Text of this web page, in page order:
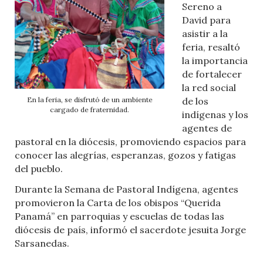
En la feria, se disfrutó de un ambiente
cargado de fraternidad.
Sereno a
David para
asistir a la
feria, resaltó
la importancia
de fortalecer
la red social
de los
indígenas y los
agentes de
pastoral en la diócesis, promoviendo espacios para
conocer las alegrías, esperanzas, gozos y fatigas
del pueblo.
Durante la Semana de Pastoral Indígena, agentes
promovieron la Carta de los obispos “Querida
Panamá” en parroquias y escuelas de todas las
diócesis de país, informó el sacerdote jesuita Jorge
Sarsanedas.